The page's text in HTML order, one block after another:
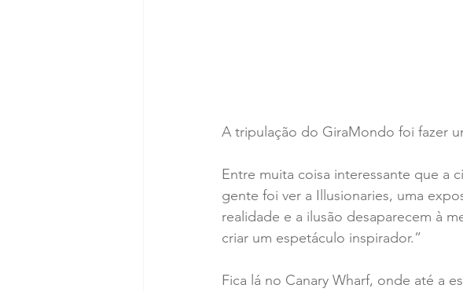
A tripulação do GiraMondo foi fazer
Entre muita coisa interessante que a
gente foi ver a Illusionaries, uma
realidade e a ilusão desaparecem à
criar um espetáculo inspirador.”
Fica lá no Canary Wharf, onde até a